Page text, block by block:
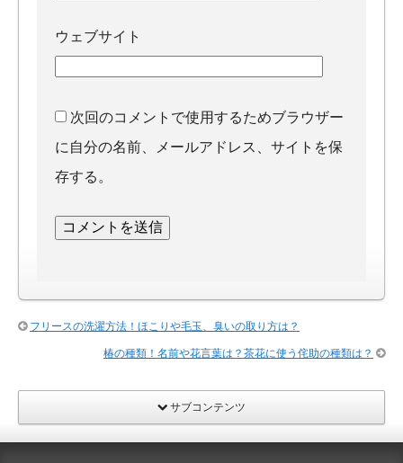
ウェブサイト
次回のコメントで使用するためブラウザー
に自分の名前、メールアドレス、サイトを保
存する。
フリースの洗濯方法！ほこりや毛玉、臭いの取り方は？
椿の種類！名前や花言葉は？茶花に使う侘助の種類は？
サブコンテンツ